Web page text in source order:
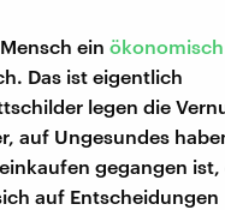
ein ökonomisch
Das ist eigentlich
legen die
auf Ungesundes
gegangen ist,
auf Entscheidungen